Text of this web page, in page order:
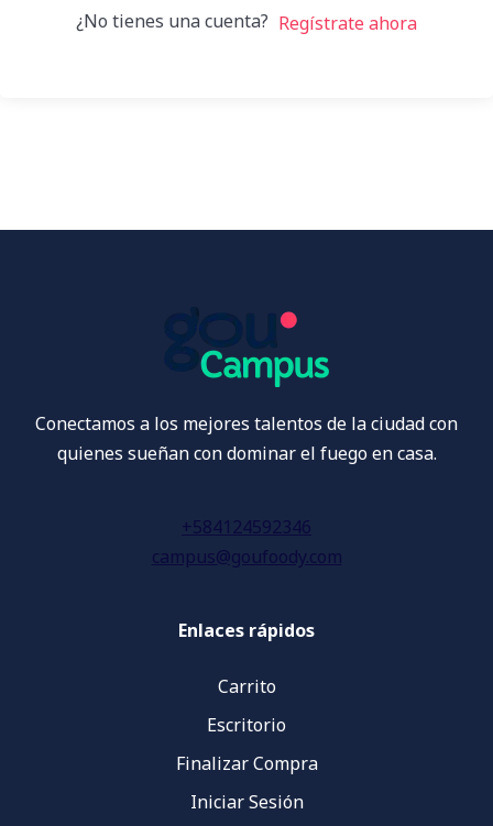
¿No tienes una cuenta? Regístrate ahora
Conectamos a los mejores talentos de la ciudad con
quienes sueñan con dominar el fuego en casa.
+584124592346
campus@goufoody.com
Enlaces rápidos
Carrito
Escritorio
Finalizar Compra
Iniciar Sesión